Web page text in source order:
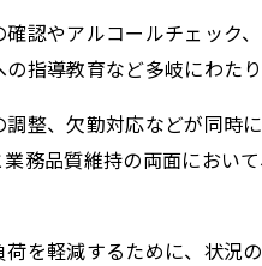
認やアルコールチェック
指導教育など多岐にわたり
整、欠勤対応などが同時
務品質維持の両面におい
を軽減するために、状況